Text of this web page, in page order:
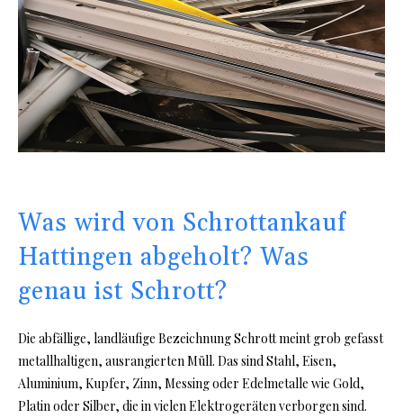
Was wird von Schrottankauf
Hattingen abgeholt? Was
genau ist Schrott?
Die abfällige, landläufige Bezeichnung Schrott meint grob gefasst
metallhaltigen, ausrangierten Müll. Das sind Stahl, Eisen,
Aluminium, Kupfer, Zinn, Messing oder Edelmetalle wie Gold,
Platin oder Silber, die in vielen Elektrogeräten verborgen sind.